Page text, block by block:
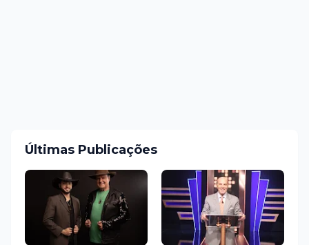
Últimas Publicações